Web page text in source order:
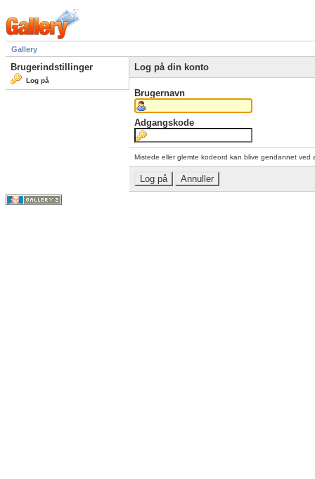
Gallery
Brugerindstillinger
Log på
Log på din konto
Brugernavn
Adgangskode
Mistede eller glemte kodeord kan blive gendannet ved